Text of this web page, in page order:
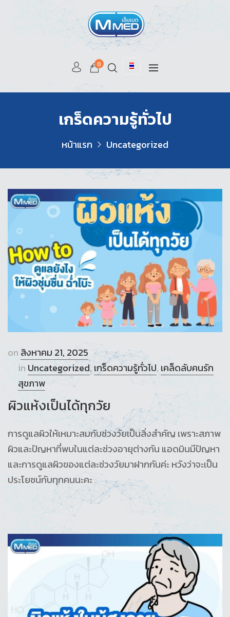
0
เกร็ดความรู้ทั่วไป
หน้าแรก Uncategorized
on สิงหาคม 21, 2025
inUncategorized,เกร็ดความรู้ทั่วไป, เคล็ดลับคนรัก
สุขภาพ
ผิวแห้งเป็นได้ทุกวัย
การดูแลผิวให้เหมาะสมกับช่วงวัยเป็นสิ่งสำคัญ เพราะสภาพ
ผิวและปัญหาที่พบในแต่ละช่วงอายุต่างกัน แอดมินมีปัญหา
และการดูแลผิวของแต่ละช่วงวัยมาฝากกันค่ะ หวังว่าจะเป็น
ประโยชน์กับทุกคนนะคะ